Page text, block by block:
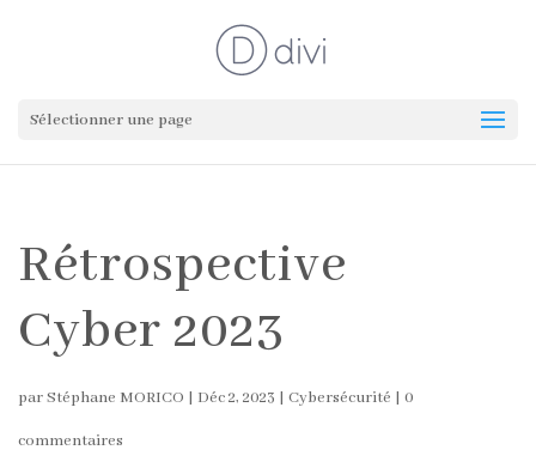
Sélectionner une page
Rétrospective
Cyber 2023
parStéphane MORICO | Déc 2, 2023 | Cybersécurité | 0
commentaires